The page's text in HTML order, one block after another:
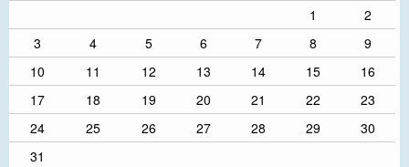
1
2
3
4 5 6 7 8
9
10
11 12 13 14 15
16
17
18 19 20 21 22
23
24
25 26 27 28 29
30
31